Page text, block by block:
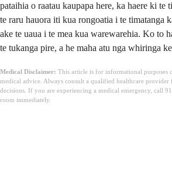
pataihia o raatau kaupapa here, ka haere ki te
te raru hauora iti kua rongoatia i te timatanga
ake te uaua i te mea kua warewarehia. Ko to
te tukanga pire, a he maha atu nga whiringa
Medical Disclaimer: This article is for informational purposes
medical advice. Always consult a qualified healthcare provider
decisions. If you are experiencing a medical emergency, call
room immediately.